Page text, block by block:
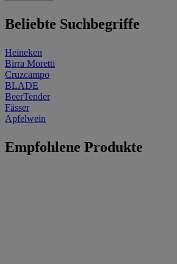
Beliebte Suchbegriffe
Heineken
Birra Moretti
Cruzcampo
BLADE
BeerTender
Fässer
Apfelwein
Empfohlene Produkte